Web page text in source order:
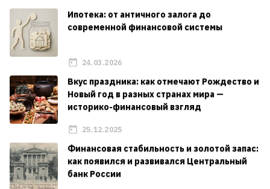
Ипотека: от античного залога до
современной финансовой системы
24.03.2026
Вкус праздника: как отмечают Рождество и
Новый год в разных странах мира —
историко-финансовый взгляд
25.12.2025
Финансовая стабильность и золотой запас:
как появился и развивался Центральный
банк России